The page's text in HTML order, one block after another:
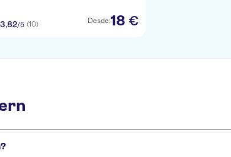
3,82/5 (10) Desde:18 €